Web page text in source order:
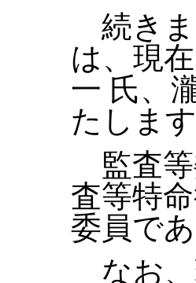
続きま
は、現
一 氏、
たします
監査等
査等特
委員で
なお、